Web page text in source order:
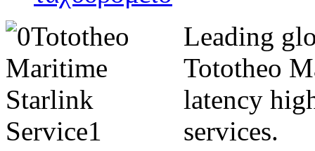
Leading
Tototheo
latency
services.